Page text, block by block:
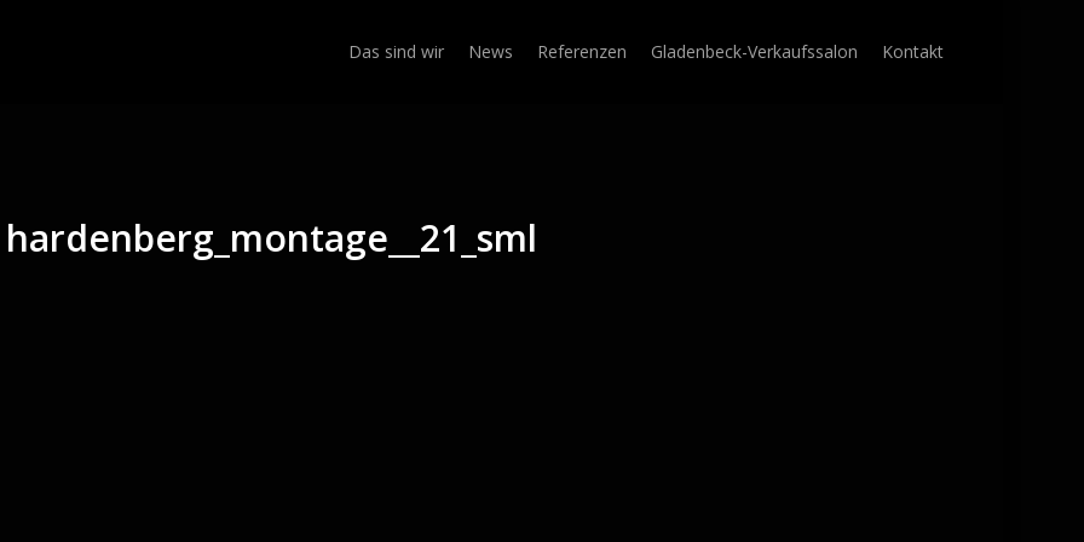
Das sind wir News Referenzen Gladenbeck-Verkaufssalon Kontakt
hardenberg_montage__21_sml